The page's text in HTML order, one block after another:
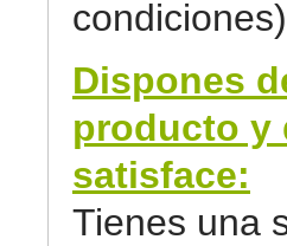
Dispones
producto y
satisface:
Tienes una